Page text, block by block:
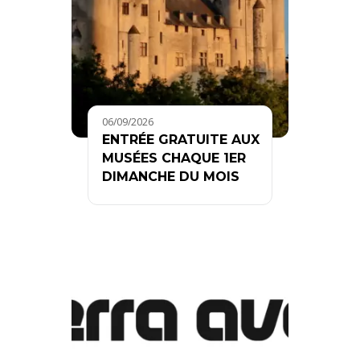
06/09/2026
ENTRÉE GRATUITE AUX
MUSÉES CHAQUE 1ER
DIMANCHE DU MOIS